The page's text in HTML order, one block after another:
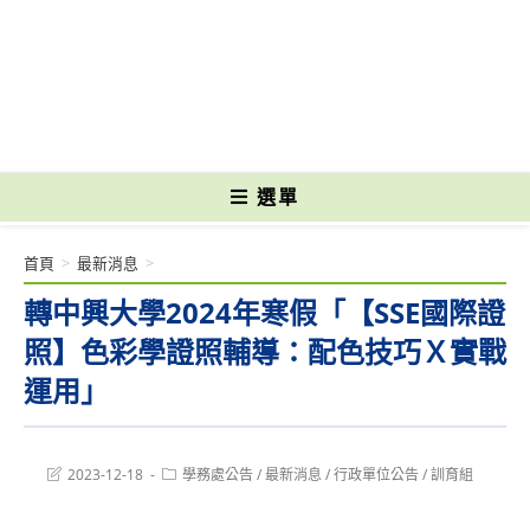
選單
轉中興大學2024年寒假「【SSE國際證
照】色彩學證照輔導：配色技巧Ｘ實戰
運用」
首頁 > 最新消息 >
Post2023-12-18
Post學務處公告/最新消息 /行政單位公告/訓育組